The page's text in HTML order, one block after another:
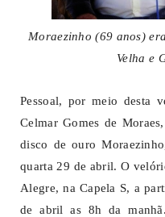
Moraezinho (69 anos)
Velha e
Pessoal, por meio desta
Celmar Gomes de
disco de ouro
quarta 29 de abril. O
Alegre, na Capela S, a
de abril as 8h da